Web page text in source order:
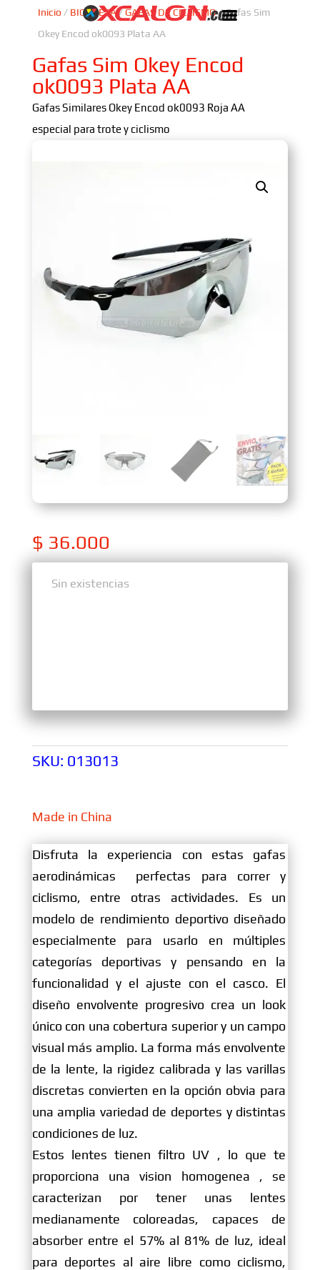
Inicio / BICICLETA/GAFAS DE CICLISMO/ Gafas Sim
Okey Encod ok0093 Plata AA
Gafas Sim Okey Encod
ok0093 Plata AA
Gafas Similares Okey Encod ok0093 Roja AA
especial para trote y ciclismo
$ 36.000
Sin existencias
Sin existencias
SKU: 013013
Made in China
Disfruta la experiencia con estas gafas
aerodinámicas perfectas para correr y
ciclismo, entre otras actividades. Es un
modelo de rendimiento deportivo diseñado
especialmente para usarlo en múltiples
categorías deportivas y pensando en la
funcionalidad y el ajuste con el casco. El
diseño envolvente progresivo crea un look
único con una cobertura superior y un campo
visual más amplio. La forma más envolvente
de la lente, la rigidez calibrada y las varillas
discretas convierten en la opción obvia para
una amplia variedad de deportes y distintas
condiciones de luz.
Estos lentes tienen filtro UV , lo que te
proporciona una vision homogenea , se
caracterizan por tener unas lentes
medianamente coloreadas, capaces de
absorber entre el 57% al 81% de luz, ideal
para deportes al aire libre como ciclismo,